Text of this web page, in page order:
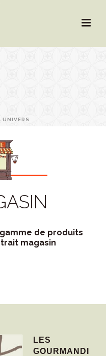
UNIVERS
de produits
magasin
LES
GOURMANDI